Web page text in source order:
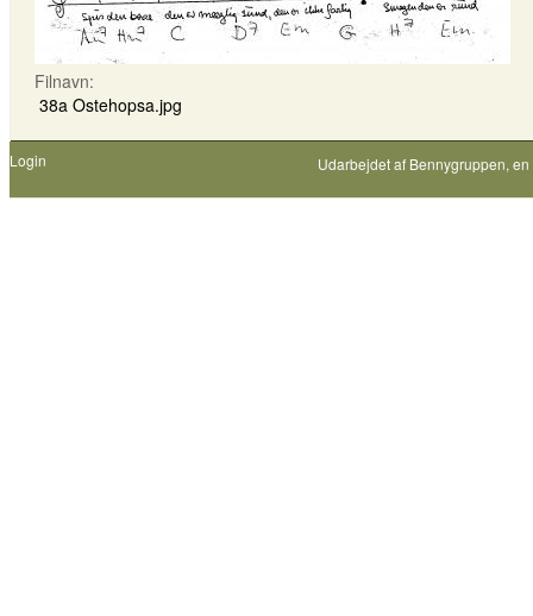
Filnavn:
38a Ostehopsa.jpg
Login Udarbejdet af Bennygruppen,